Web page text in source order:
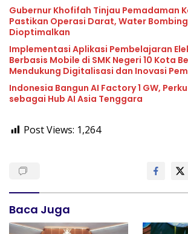
Gubernur Khofifah Tinjau Pemadaman
Pastikan Operasi Darat, Water
Dioptimalkan
Implementasi Aplikasi Pembelajaran
Berbasis Mobile di SMK Negeri 10 Kota
Mendukung Digitalisasi dan Inovasi
Indonesia Bangun AI Factory 1 GW,
sebagai Hub AI Asia Tenggara
Post Views: 1,264
Baca Juga